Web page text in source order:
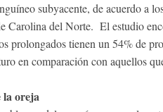
subyacente, de acuerdo a
Carolina del Norte. El estudio
prolongados tienen un 54% de
en comparación con aquellos
la oreja